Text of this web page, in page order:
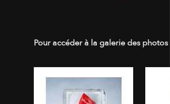
Pour accéder à la galerie des photos